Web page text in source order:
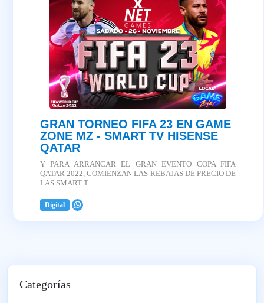
GRAN TORNEO FIFA 23 EN GAME
ZONE MZ - SMART TV HISENSE
QATAR
Y PARA ARRANCAR EL GRAN EVENTO COPA FIFA
QATAR 2022, COMIENZAN LAS REBAJAS DE PRECIO DE
LAS SMART T...
Digital
Categorías